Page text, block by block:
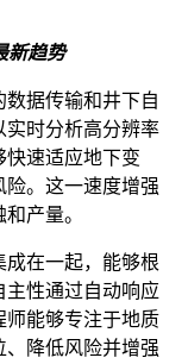
新趋势
据传输和井下自
实时分析高分辨率
快速适应地下变
。这一速度增强
产量。
成在一起，能够根
性通过自动响应
师能够专注于地质
、降低风险并增强